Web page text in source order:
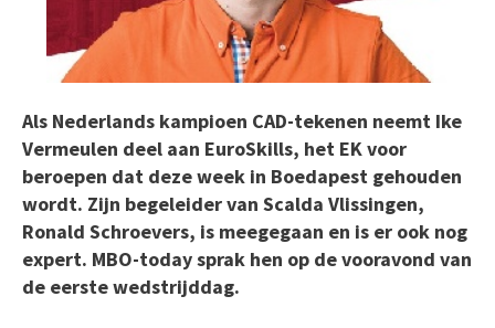
Als Nederlands kampioen CAD-tekenen neemt Ike
Vermeulen deel aan EuroSkills, het EK voor
beroepen dat deze week in Boedapest gehouden
wordt. Zijn begeleider van Scalda Vlissingen,
Ronald Schroevers, is meegegaan en is er ook nog
expert. MBO-today sprak hen op de vooravond van
de eerste wedstrijddag.